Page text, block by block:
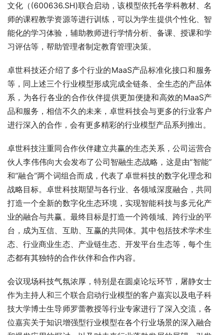
文化（(600636.SH)联合启动，该模型依托各学科教材、名
师的课程教学资源等进行训练，可以为学生提供个性化、智
能化的学习体验，辅助教师进行学情分析、备课、授课和学
习评估等，帮助管理者制定教育管理决策。
卓世科技还介绍了多个行业的MaaS产品标准化接口和服务
等，同上述三个行业模型形成完成全链条、全生态的产品体
系，为各行各业的合作伙伴提供更加便捷和高效的MaaS产
品和服务，相信不久的未来，卓世科技会与更多的行业客户
进行深入的合作，会有更多精彩的行业模型产品系列推出。
卓世科技注重同合作伙伴建立共赢的生态关系，公司运营合
伙人李伟伟向大会发布了公司智融生态战略，这是由“智能”
和“融合”两个词组合而成，代表了卓世科技的数字化理念和
战略目标。卓世科技期望与各行业、各领域深度融合，共同
打造一个全新的数字化生态环境，实现智能科技与多元化产
业的融合与共赢。最终目标是打造一个跨领域、跨行业的平
台，成为互信、互助、互赢的共同体。其中包括技术学术生
态、行业商业生态、产业链生态、开发平台生态等，每个生
态都有其独特的合作伙伴和合作内容。
会议现场科技气氛浓厚，特别是在圆桌论坛环节，屠静女士
作为主持人和三个联合启动行业模型的客户嘉宾以及电子科
技大学博士生导师罗蕾教授等行业专家进行了深入交流，各
位嘉宾关于知识增强型行业模型在各个行业场景的深入融合